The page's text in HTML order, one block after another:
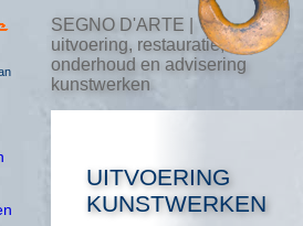
SEGNO D'ARTE |
uitvoering, restauratie,
onderhoud en advisering
kunstwerken
UITVOERING
KUNSTWERKEN